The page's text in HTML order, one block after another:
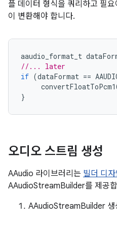
플 데이터 형식을 쿼리하고 필
이 변환해야 합니다.
aaudio_format_t
//... later
if (dataFormat ==
}
오디오 스트림 생성
AAudio 라이브러리는 빌더 디
AAudioStreamBuilder를 제공
AAudioStreamBuilder 생